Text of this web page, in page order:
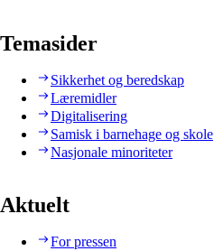
Temasider
Sikkerhet og beredskap
Læremidler
Digitalisering
Samisk i barnehage og skole
Nasjonale minoriteter
Aktuelt
For pressen